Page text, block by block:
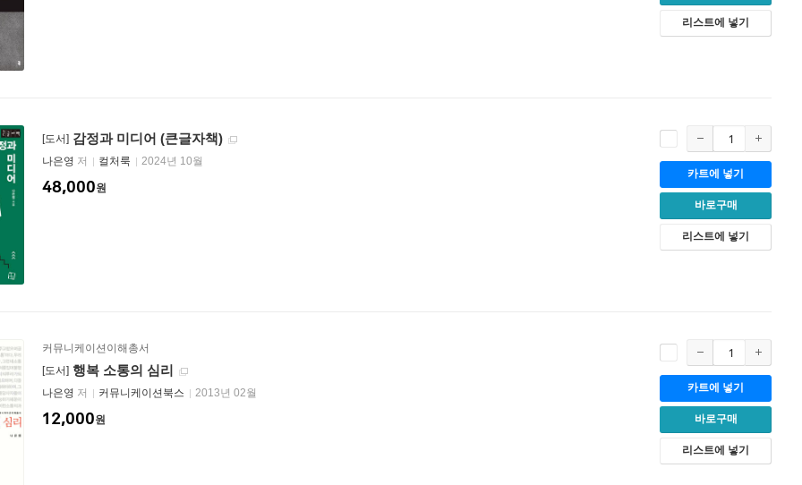
리스트에 넣기
[도서] 감정과 미디어 (큰글자책)
나은영 저 컬처룩 2024년 10월
48,000원
카트에 넣기
바로구매
리스트에 넣기
커뮤니케이션이해총서
[도서] 행복 소통의 심리
나은영 저 커뮤니케이션북스 2013년 02월
12,000원
카트에 넣기
바로구매
리스트에 넣기